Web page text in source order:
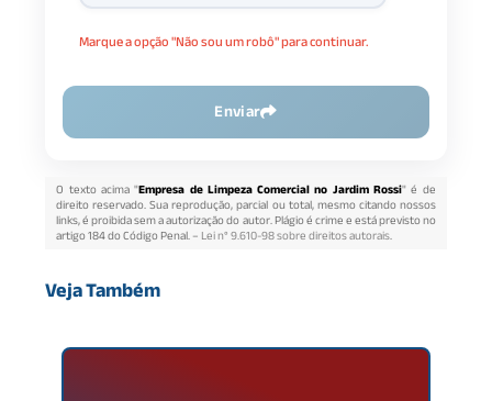
Marque a opção "Não sou um robô" para continuar.
Enviar
O texto acima "Empresa de Limpeza Comercial no Jardim Rossi" é de
direito reservado. Sua reprodução, parcial ou total, mesmo citando nossos
links, é proibida sem a autorização do autor. Plágio é crime e está previsto no
artigo 184 do Código Penal. –Lei n° 9.610-98 sobre direitos autorais.
Veja Também